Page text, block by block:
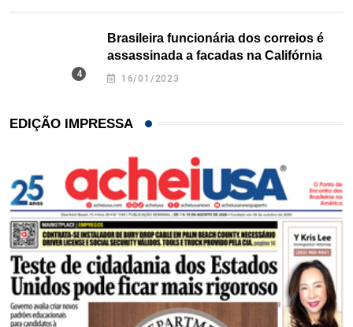
Brasileira funcionária dos correios é
assassinada a facadas na Califórnia
16/01/2023
EDIÇÃO IMPRESSA